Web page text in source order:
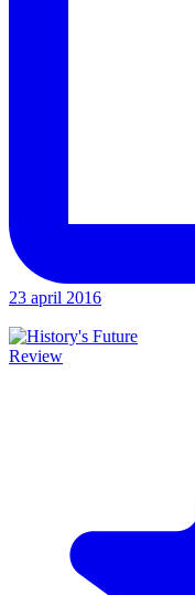
23 april 2016
Review